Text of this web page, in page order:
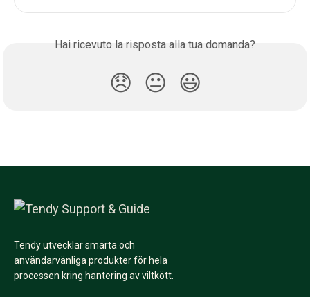
Hai ricevuto la risposta alla tua domanda?
😞 😐 😃
Tendy utvecklar smarta och
användarvänliga produkter för hela
processen kring hantering av viltkött.